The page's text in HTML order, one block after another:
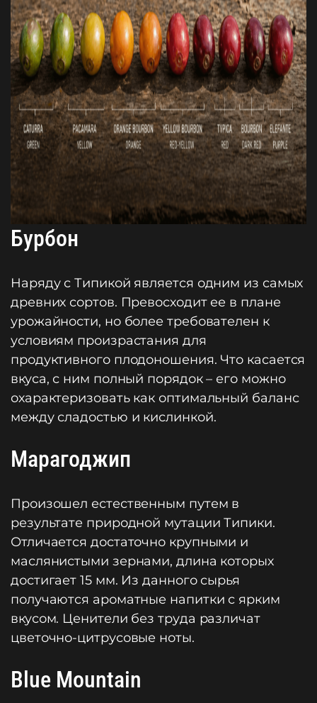
Бурбон
Наряду с Типикой является одним из самых
древних сортов. Превосходит ее в плане
урожайности, но более требователен к
условиям произрастания для
продуктивного плодоношения. Что касается
вкуса, с ним полный порядок – его можно
охарактеризовать как оптимальный баланс
между сладостью и кислинкой.
Марагоджип
Произошел естественным путем в
результате природной мутации Типики.
Отличается достаточно крупными и
маслянистыми зернами, длина которых
достигает 15 мм. Из данного сырья
получаются ароматные напитки с ярким
вкусом. Ценители без труда различат
цветочно-цитрусовые ноты.
Blue Mountain